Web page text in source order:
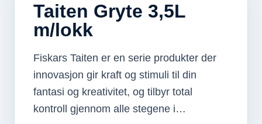
Taiten Gryte 3,5L
m/lokk
Fiskars Taiten er en serie produkter der
innovasjon gir kraft og stimuli til din
fantasi og kreativitet, og tilbyr total
kontroll gjennom alle stegene i…